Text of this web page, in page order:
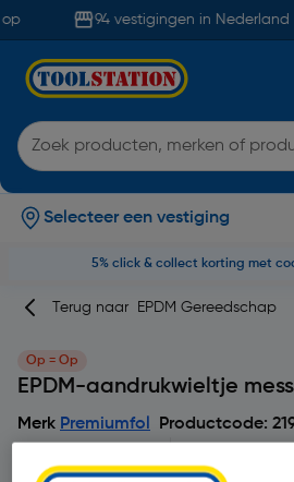
94 vestigingen in Nederland
Selecteer een vestiging
5% click & collect korting met
Terug naar EPDM Gereedschap
Op = Op
EPDM-aandrukwieltje
Merk Premiumfol Productcode: